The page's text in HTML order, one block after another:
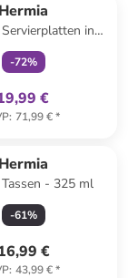
Hermia
in
- (L)29 x (B)17 cm
-72%
€
: 71,99 €*
Hermia
- 325 ml
-61%
€
: 43,99 €*